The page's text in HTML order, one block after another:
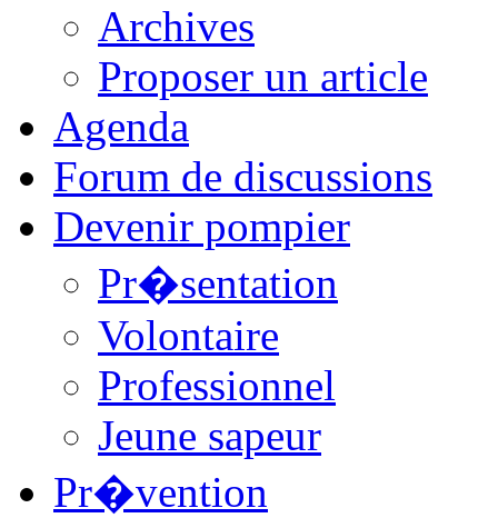
Archives
Proposer un article
Agenda
Forum de discussions
Devenir pompier
Pr�sentation
Volontaire
Professionnel
Jeune sapeur
Pr�vention